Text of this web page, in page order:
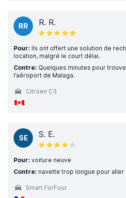
RR R. R.
Pour: Ils ont offert une solution de
location, malgré le court délai.
Contre: Quelques minutes pour
l’aéroport de Malaga.
Citroen C3
SE S. E.
Pour: voiture neuve
Contre: navette trop longue pour aller
Smart ForFour